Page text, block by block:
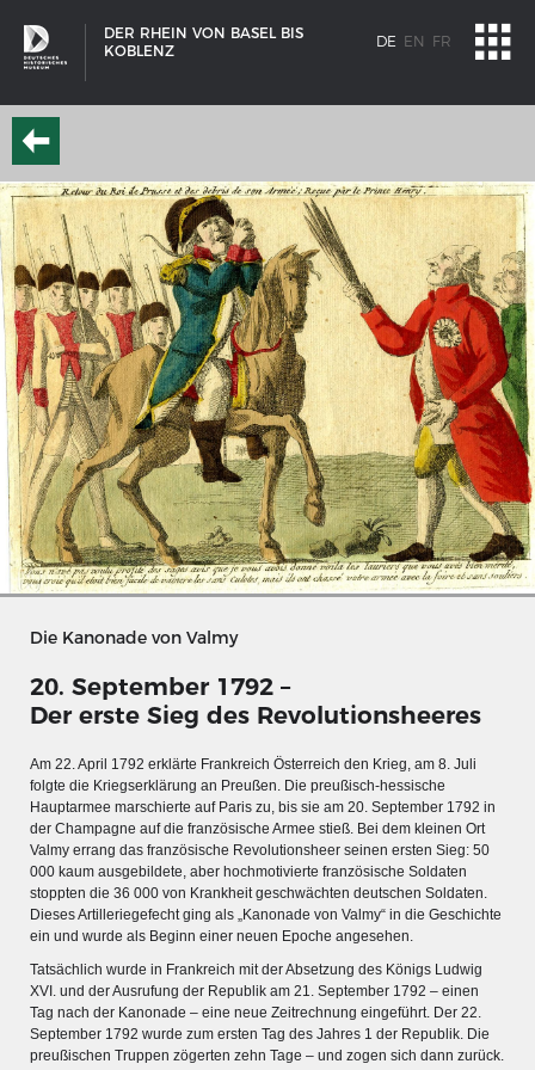
DER RHEIN VON BASEL BIS
KOBLENZ
DE EN FR
SCHIFFSTYPEN
Entwicklungen im europäischen Schiffbau
MERIANS DEUTSCHLAND 1642 - 1654
Interaktive Karte
Bildergalerie Topographia Germaniae
Impressum
Die Kanonade von Valmy
20. September 1792 –
Der erste Sieg des Revolutionsheeres
Am 22. April 1792 erklärte Frankreich Österreich den Krieg, am 8. Juli
folgte die Kriegserklärung an Preußen. Die preußisch-hessische
Hauptarmee marschierte auf Paris zu, bis sie am 20. September 1792 in
der Champagne auf die französische Armee stieß. Bei dem kleinen Ort
Valmy errang das französische Revolutionsheer seinen ersten Sieg: 50
000 kaum ausgebildete, aber hochmotivierte französische Soldaten
stoppten die 36 000 von Krankheit geschwächten deutschen Soldaten.
Dieses Artilleriegefecht ging als „Kanonade von Valmy“ in die Geschichte
ein und wurde als Beginn einer neuen Epoche angesehen.
Tatsächlich wurde in Frankreich mit der Absetzung des Königs Ludwig
XVI. und der Ausrufung der Republik am 21. September 1792 – einen
Tag nach der Kanonade – eine neue Zeitrechnung eingeführt. Der 22.
September 1792 wurde zum ersten Tag des Jahres 1 der Republik. Die
preußischen Truppen zögerten zehn Tage – und zogen sich dann zurück.